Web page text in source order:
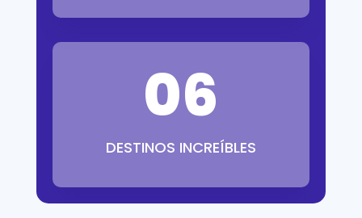
06
DESTINOS INCREÍBLES